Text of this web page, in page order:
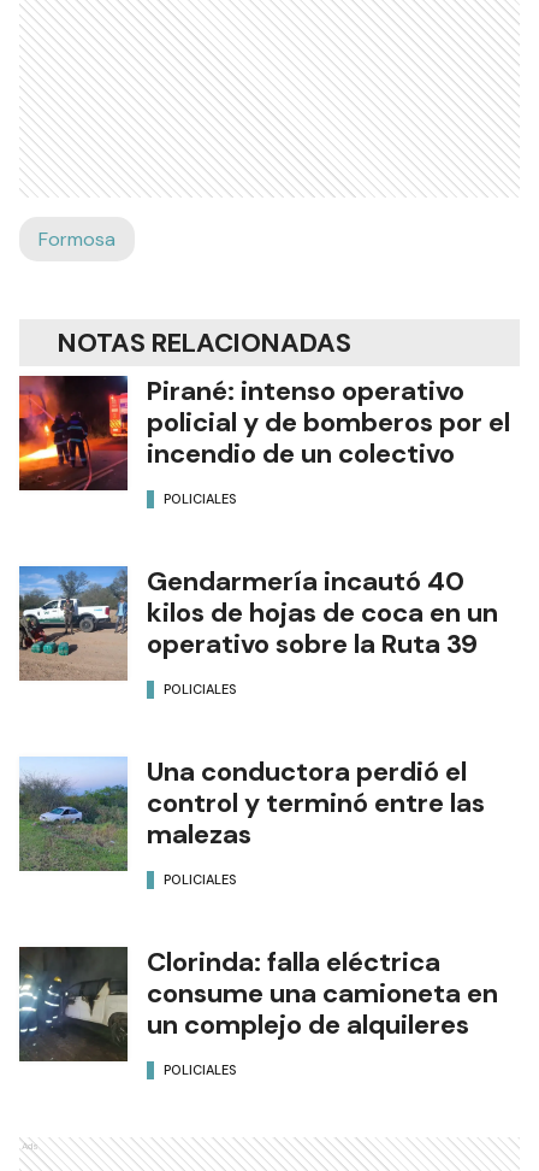
Formosa
NOTAS RELACIONADAS
Pirané: intenso operativo
policial y de bomberos por el
incendio de un colectivo
POLICIALES
Gendarmería incautó 40
kilos de hojas de coca en un
operativo sobre la Ruta 39
POLICIALES
Una conductora perdió el
control y terminó entre las
malezas
POLICIALES
Clorinda: falla eléctrica
consume una camioneta en
un complejo de alquileres
POLICIALES
Ads